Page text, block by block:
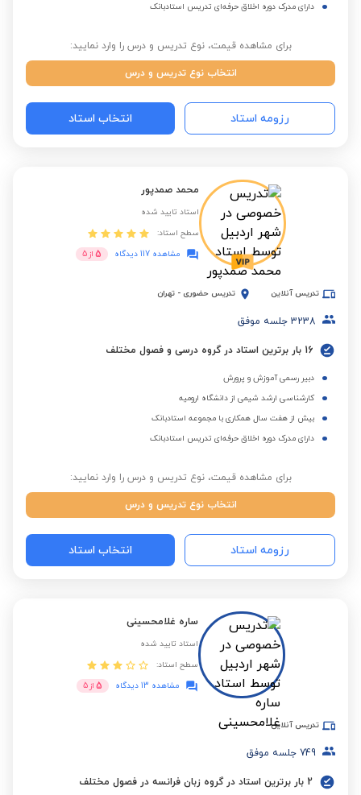
دارای مدرک دوره اخلاق حرفه‌ای تدریس استادبانک
برای مشاهده قیمت، نوع تدریس و درس را وارد نمایید:
انتخاب نوع تدریس و درس
رزومه استاد انتخاب استاد
محمد صمدپور
استاد تایید شده
سطح استاد:
مشاهده 117 دیدگاه
5 از 5
تدریس آنلاین تدریس حضوری - تهران
3238 جلسه موفق
16 بار برترین استاد در گروه درسی و فصول مختلف
دبیر رسمی آموزش و پرورش
کارشناسی ارشد شیمی از دانشگاه ارومیه
بیش از هفت سال همکاری با مجموعه استادبانک
دارای مدرک دوره اخلاق حرفه‌ای تدریس استادبانک
برای مشاهده قیمت، نوع تدریس و درس را وارد نمایید:
انتخاب نوع تدریس و درس
رزومه استاد انتخاب استاد
ساره غلامحسینی
استاد تایید شده
سطح استاد:
مشاهده 13 دیدگاه
5 از 5
تدریس آنلاین
749 جلسه موفق
2 بار برترین استاد در گروه زبان فرانسه در فصول مختلف